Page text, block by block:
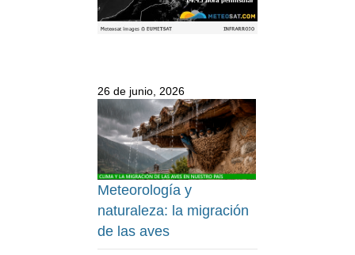
26 de junio, 2026
Meteorología y
naturaleza: la migración
de las aves